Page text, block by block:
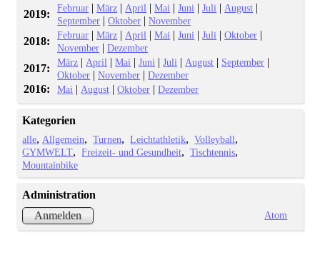
2019: Februar |März | April |Mai |Juni |Juli | August |
September |Oktober |November
2018: Februar |März | April |Mai |Juni |Juli |Oktober |
November |Dezember
2017: März | April |Mai |Juni |Juli | August | September |
Oktober |November |Dezember
2016: Mai | August |Oktober |Dezember
Kategorien
alle Allgemein Turnen Leichtathletik
Volleyball
GYMWELT
Freizeit- und Gesundheit
Tischtennis
Mountainbike
Administration
Anmelden
Atom